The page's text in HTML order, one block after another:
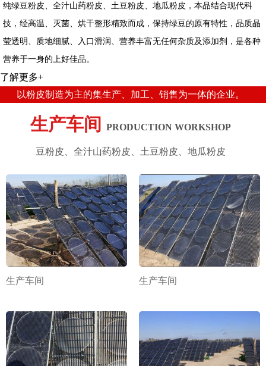
纯绿豆粉皮、全汁山药粉皮、土豆粉皮、地瓜粉皮，本品结合现代科
技，经高温、灭菌、烘干整形精致而成，保持绿豆的原有特性，品质晶
莹透明、质地细腻、入口滑润、营养丰富无任何杂质及添加剂，是各种
营养于一身的上好佳品。
了解更多+
以粉皮制造为主的集生产、加工、销售为一体的企业。
生产车间 PRODUCTION WORKSHOP
豆粉皮、全汁山药粉皮、土豆粉皮、地瓜粉皮
生产车间 生产车间